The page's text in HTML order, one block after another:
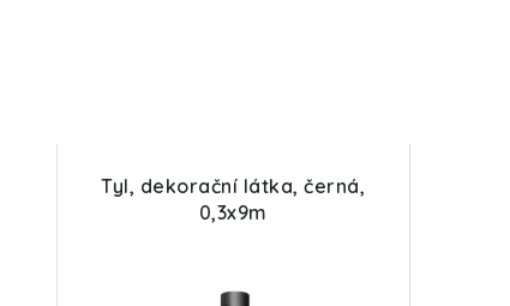
Tyl, dekorační látka, černá,
0,3x9m